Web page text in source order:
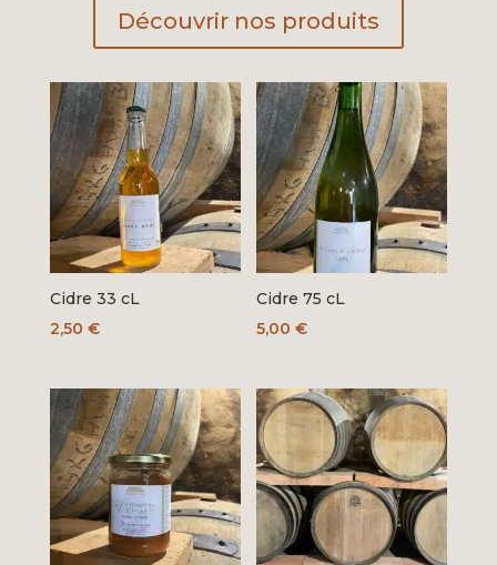
Découvrir nos produits
Cidre 33 cL
2,50 €
Cidre 75 cL
5,00€